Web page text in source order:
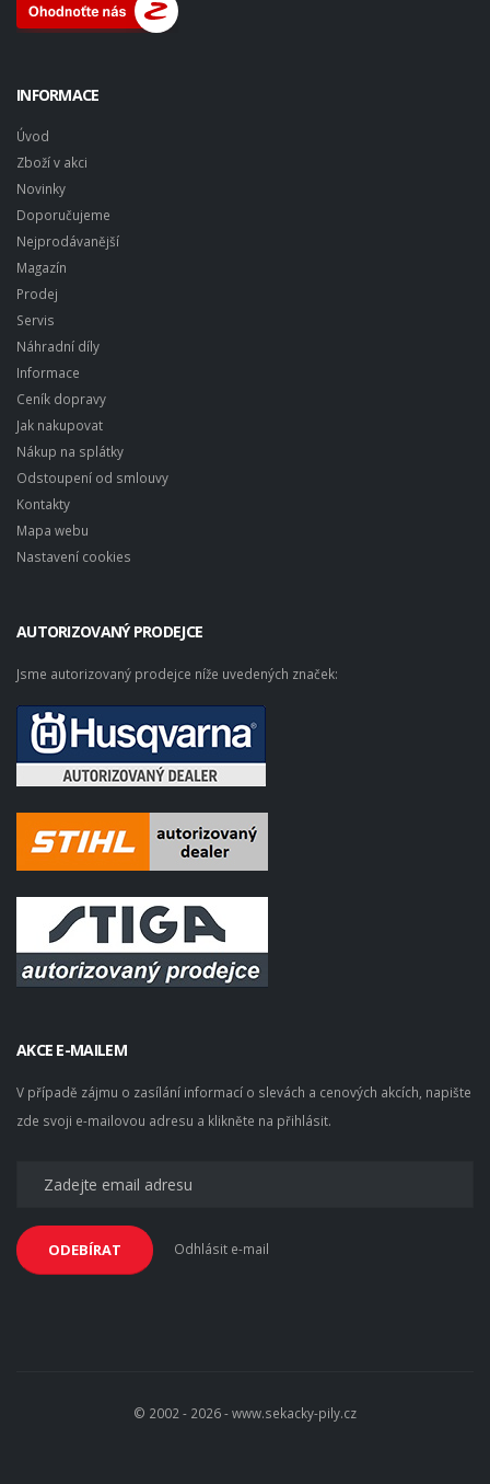
INFORMACE
Úvod
Zboží v akci
Novinky
Doporučujeme
Nejprodávanější
Magazín
Prodej
Servis
Náhradní díly
Informace
Ceník dopravy
Jak nakupovat
Nákup na splátky
Odstoupení od smlouvy
Kontakty
Mapa webu
Nastavení cookies
AUTORIZOVANÝ PRODEJCE
Jsme autorizovaný prodejce níže uvedených značek:
AKCE E-MAILEM
V případě zájmu o zasílání informací o slevách a cenových akcích, napište
zde svoji e-mailovou adresu a klikněte na přihlásit.
ODEBÍRAT Odhlásit e-mail
© 2002 - 2026 - www.sekacky-pily.cz